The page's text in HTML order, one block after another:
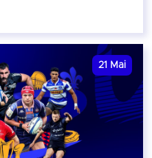
21 Mai